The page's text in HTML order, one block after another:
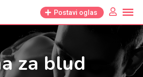
Postavi oglas
za blud